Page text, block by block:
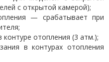
с открытой камерой);
— срабатывает при
отопления (3 атм.);
в контурах отопления